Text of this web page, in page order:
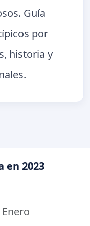
Guía
por
historia y
en 2023